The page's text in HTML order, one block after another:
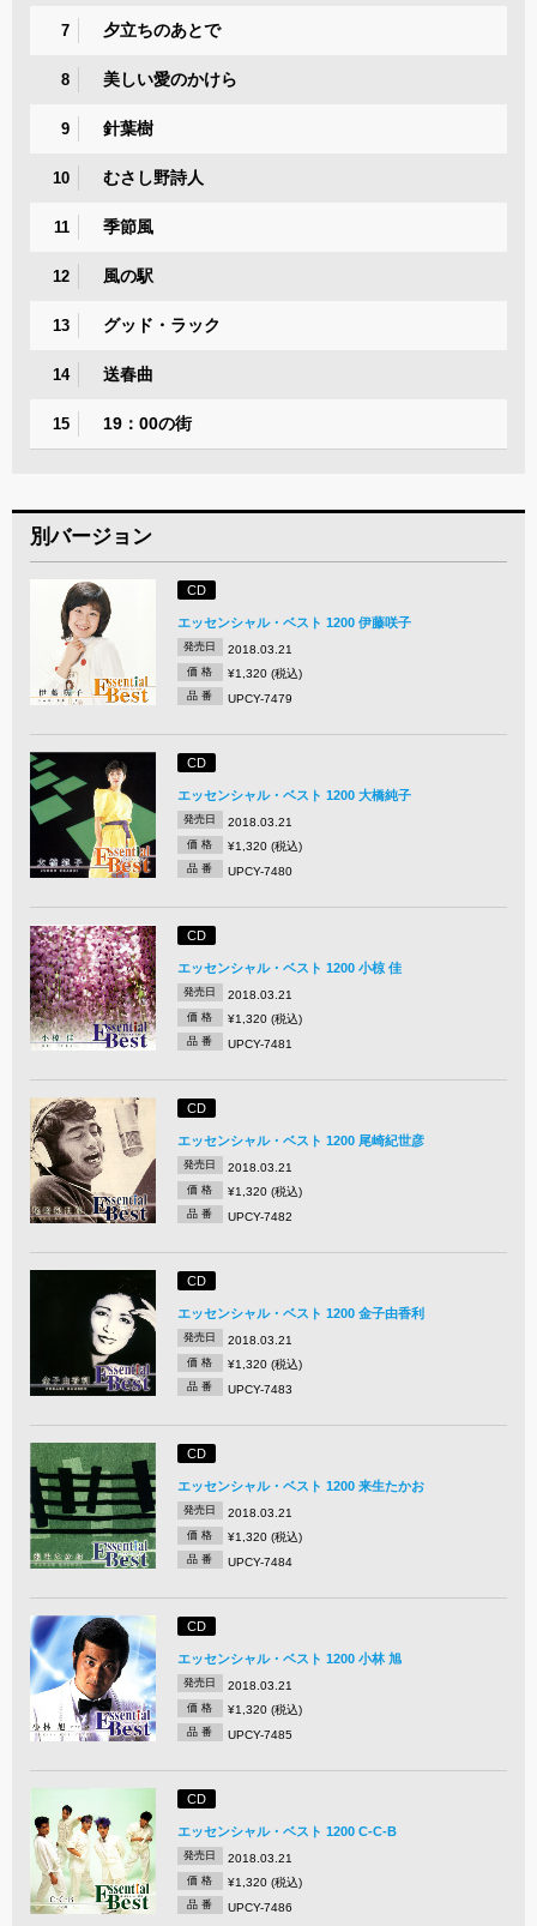
7 夕立ちのあとで
8 美しい愛のかけら
9 針葉樹
10 むさし野詩人
11 季節風
12 風の駅
13 グッド・ラック
14 送春曲
15 19：00の街
別バージョン
CD
エッセンシャル・ベスト 1200 伊藤咲子
発売日 2018.03.21
価 格 ¥1,320 (税込)
品 番 UPCY-7479
CD
エッセンシャル・ベスト 1200 大橋純子
発売日 2018.03.21
価 格 ¥1,320 (税込)
品 番 UPCY-7480
CD
エッセンシャル・ベスト 1200 小椋 佳
発売日 2018.03.21
価 格 ¥1,320 (税込)
品 番 UPCY-7481
CD
エッセンシャル・ベスト 1200 尾崎紀世彦
発売日 2018.03.21
価 格 ¥1,320 (税込)
品 番 UPCY-7482
CD
エッセンシャル・ベスト 1200 金子由香利
発売日 2018.03.21
価 格 ¥1,320 (税込)
品 番 UPCY-7483
CD
エッセンシャル・ベスト 1200 来生たかお
発売日 2018.03.21
価 格 ¥1,320 (税込)
品 番 UPCY-7484
CD
エッセンシャル・ベスト 1200 小林 旭
発売日 2018.03.21
価 格 ¥1,320 (税込)
品 番 UPCY-7485
CD
エッセンシャル・ベスト 1200 C-C-B
発売日 2018.03.21
価 格 ¥1,320 (税込)
品 番 UPCY-7486